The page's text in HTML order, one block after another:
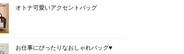
オトナ可愛いアクセントバッグ
お仕事にぴったりなおしゃれバッグ♥